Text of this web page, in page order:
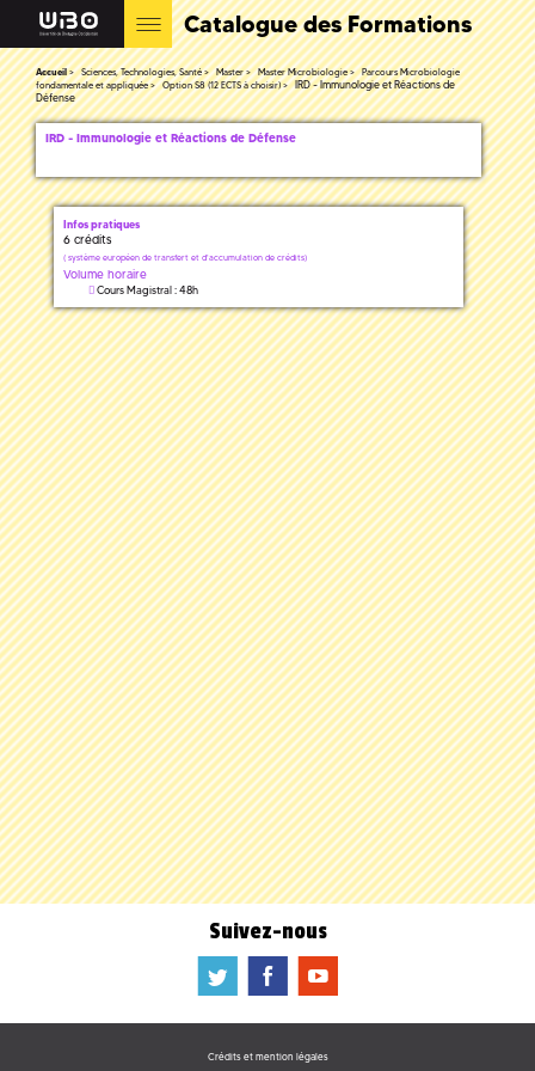
Catalogue des Formations
Accueil Sciences, Technologies, Santé Master Master Microbiologie
Parcours Microbiologie
fondamentale et appliquée
Option S8 (12 ECTS à choisir)
IRD - Immunologie et Réactions de
Défense
IRD - Immunologie et Réactions de Défense
Infos pratiques
6 crédits
( système européen de transfert et d'accumulation de crédits)
Volume horaire
Cours Magistral : 48h
Suivez-nous
a b f
Crédits et mention légales